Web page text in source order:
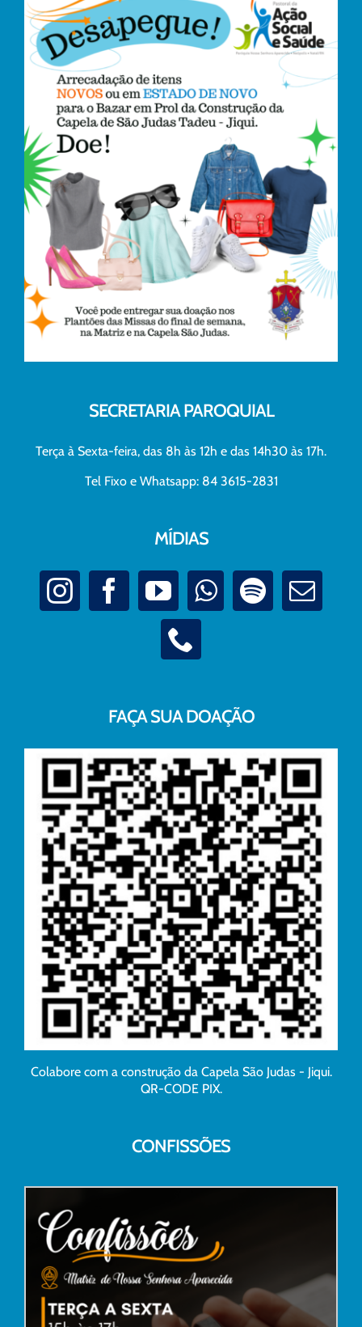
SECRETARIA PAROQUIAL
Terça à Sexta-feira, das 8h às 12h e das 14h30 às 17h.
Tel Fixo e Whatsapp: 84 3615-2831
MÍDIAS
FAÇA SUA DOAÇÃO
Colabore com a construção da Capela São Judas - Jiqui.
QR-CODE PIX.
CONFISSÕES